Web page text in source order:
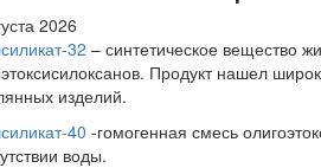
2026
32 – синтетическое вещество
Продукт нашел
изделий.
40 -гомогенная смесь
воды.